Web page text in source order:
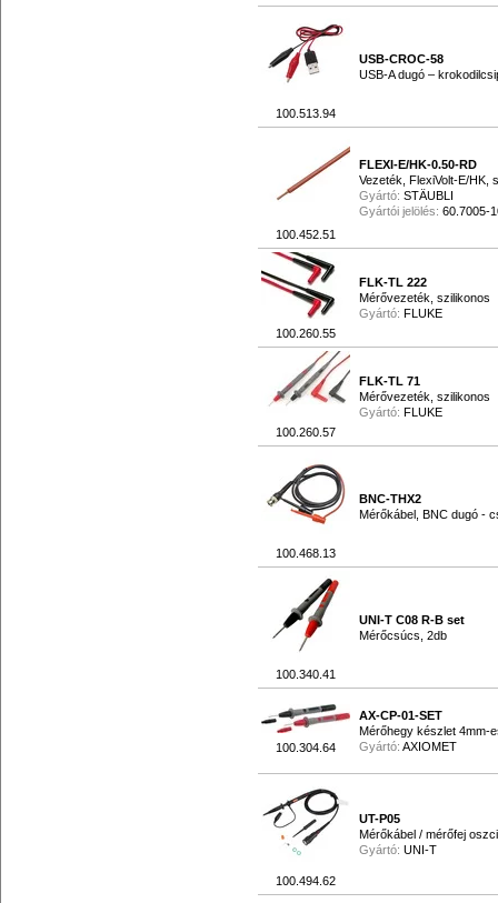
100.513.94
USB-CROC-58
USB-A dugó –
100.452.51
FLEXI-E/HK-0.50-RD
Vezeték, FlexiVolt-E/HK,
Gyártó: STÄUBLI
Gyártói jelölés: 60.7005-
100.260.55
FLK-TL 222
Mérővezeték, szilikonos
Gyártó: FLUKE
100.260.57
FLK-TL 71
Mérővezeték, szilikonos
Gyártó: FLUKE
100.468.13
BNC-THX2
Mérőkábel, BNC dugó -
100.340.41
UNI-T C08 R-B set
Mérőcsúcs, 2db
100.304.64
AX-CP-01-SET
Mérőhegy készlet 4mm-
Gyártó: AXIOMET
100.494.62
UT-P05
Mérőkábel / mérőfej
Gyártó: UNI-T